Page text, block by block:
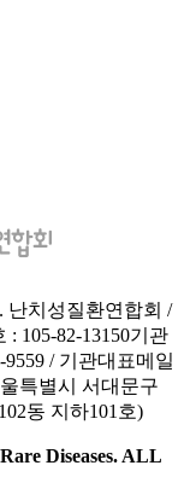
난치성질환연합회 /
: 105-82-13150기관
9559 / 기관대표메일
특별시 서대문구
동 지하101호)
Diseases. ALL